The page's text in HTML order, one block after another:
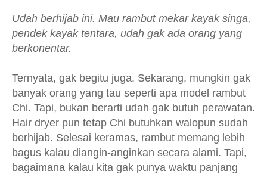
Udah berhijab ini. Mau rambut mekar kayak singa,
pendek kayak tentara, udah gak ada orang yang
berkonentar.
Ternyata, gak begitu juga. Sekarang, mungkin gak
banyak orang yang tau seperti apa model rambut
Chi. Tapi, bukan berarti udah gak butuh perawatan.
Hair dryer pun tetap Chi butuhkan walopun sudah
berhijab. Selesai keramas, rambut memang lebih
bagus kalau diangin-anginkan secara alami. Tapi,
bagaimana kalau kita gak punya waktu panjang